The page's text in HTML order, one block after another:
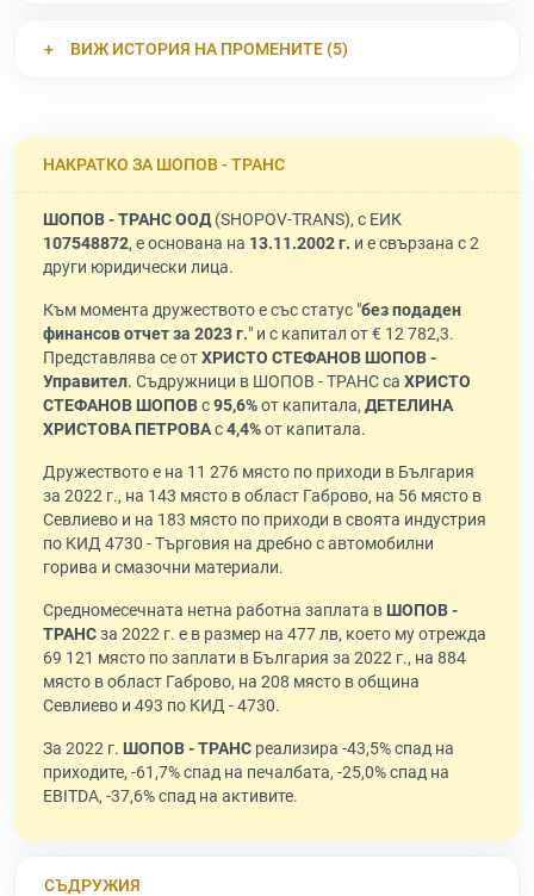
ВИЖ ИСТОРИЯ НА ПРОМЕНИТЕ (5)
НАКРАТКО ЗА ШОПОВ - ТРАНС
ШОПОВ - ТРАНС ООД(SHOPOV-TRANS), с ЕИК
107548872, е основана на 13.11.2002 г. и е свързана с 2
други юридически лица.
Към момента дружеството е със статус "без подаден
финансов отчет за 2023 г." и с капитал от € 12 782,3.
Представлява се отХРИСТО СТЕФАНОВ ШОПОВ -
Управител. Съдружници в ШОПОВ - ТРАНС са ХРИСТО
СТЕФАНОВ ШОПОВс95,6%от капитала, ДЕТЕЛИНА
ХРИСТОВА ПЕТРОВАс4,4%от капитала.
Дружеството е на 11 276 място по приходи в България
за 2022 г., на 143 място в област Габрово, на 56 място в
Севлиево и на 183 място по приходи в своята индустрия
по КИД 4730 - Търговия на дребно с автомобилни
горива и смазочни материали.
Средномесечната нетна работна заплата вШОПОВ -
ТРАНСза 2022 г. е в размер на 477 лв, което му отрежда
69 121 място по заплати в България за 2022 г., на 884
място в област Габрово, на 208 място в община
Севлиево и 493 по КИД - 4730.
За 2022 г. ШОПОВ - ТРАНС реализира -43,5% спад на
приходите, -61,7% спад на печалбата, -25,0% спад на
EBITDA, -37,6% спад на активите.
СЪДРУЖИЯ